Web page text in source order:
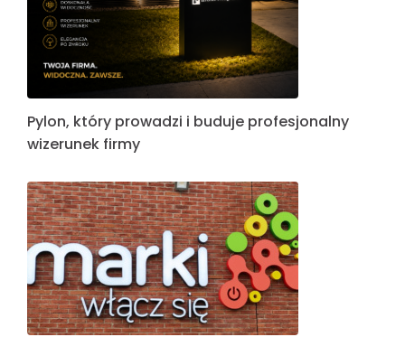
Pylon, który prowadzi i buduje profesjonalny
wizerunek firmy